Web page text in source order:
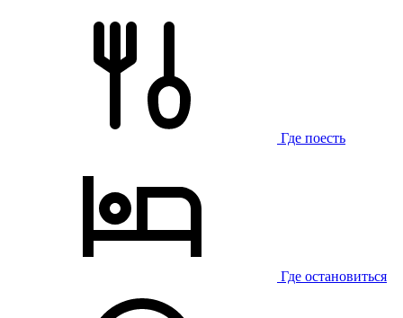
Где поесть
Где остановиться